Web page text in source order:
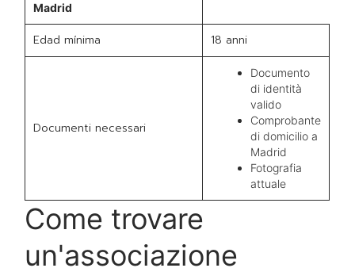
Madrid
Edad mínima 18 anni
Documenti necessari
Documento
di identità
valido
Comprobante
di domicilio a
Madrid
Fotografia
attuale
Come trovare
un'associazione